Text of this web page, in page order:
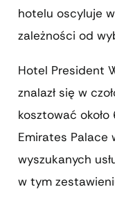
hotelu oscyluje
zależności od
Hotel President
znalazł się w
kosztować
Emirates Palace
wyszukanych
w tym